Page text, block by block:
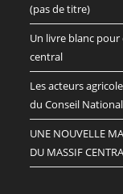
(pas de titre)
Un livre blanc pour
central
Les acteurs
du Conseil
UNE NOUVELLE
DU MASSIF